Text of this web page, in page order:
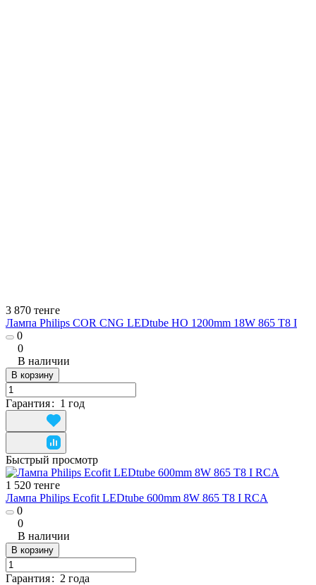
3 870 тенге
Лампа Philips COR CNG LEDtube HO 1200mm 18W 865 T8 I
0
0
В наличии
В корзину
Гарантия: 1 год
Быстрый просмотр
1 520 тенге
Лампа Philips Ecofit LEDtube 600mm 8W 865 T8 I RCA
0
0
В наличии
В корзину
Гарантия: 2 года